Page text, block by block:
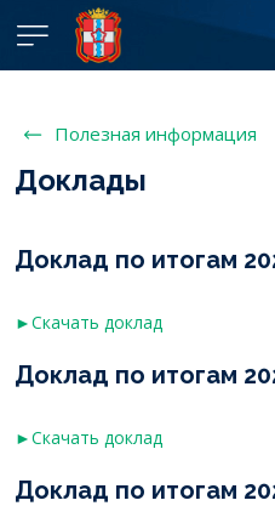
Полезная информация
Доклады
Доклад по итогам
►Скачать доклад
Доклад по итогам
►Скачать доклад
Доклад по итогам